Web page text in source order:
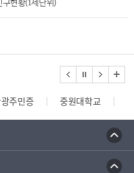
구현황(1세단위)
주민증 중원대학교